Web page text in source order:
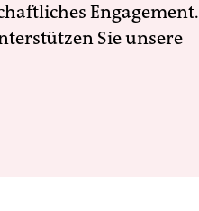
Engagement.
Sie unsere